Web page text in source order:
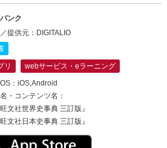
ンク
提供元：DIGITALIO
リ
webサービス・eラーニング
：iOS,Android
・コンテンツ名：
文社世界史事典 三訂版』
文社日本史事典 三訂版』